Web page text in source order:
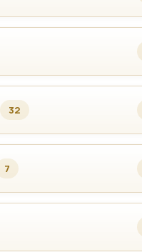
32
7